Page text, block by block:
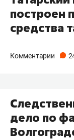
построен
средства
Комментарии
дело по